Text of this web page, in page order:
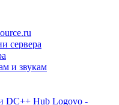
сервера
и звукам
DC++ Hub Logovo -